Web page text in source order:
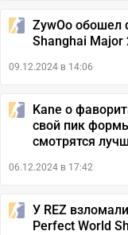
ZywOo обошел
Shanghai Major
09.12.2024 в 14:06
Kane о
свой пик
смотрятся
06.12.2024 в 17:42
У REZ
Perfect World